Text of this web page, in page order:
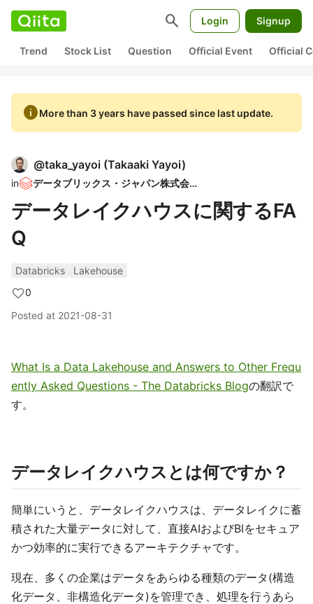
search Login Signup
Trend Stock List Question Official Event Official
infoMore than 3 years have passed since last update.
@taka_yayoi (Takaaki Yayoi)
in データブリックス・ジャパン株式会社
データレイクハウスに関するFA
Q
Databricks
Lakehouse
0
Posted at 2021-08-31
What Is a Data Lakehouse and Answers to Other Frequ
ently Asked Questions - The Databricks Blogの翻訳で
す。
データレイクハウスとは何ですか？
簡単にいうと、データレイクハウスは、データレイクに蓄
積された大量データに対して、直接AIおよびBIをセキュア
かつ効率的に実行できるアーキテクチャです。
現在、多くの企業はデータをあらゆる種類のデータ(構造
化データ、非構造化データ)を管理でき、処理を行うあら